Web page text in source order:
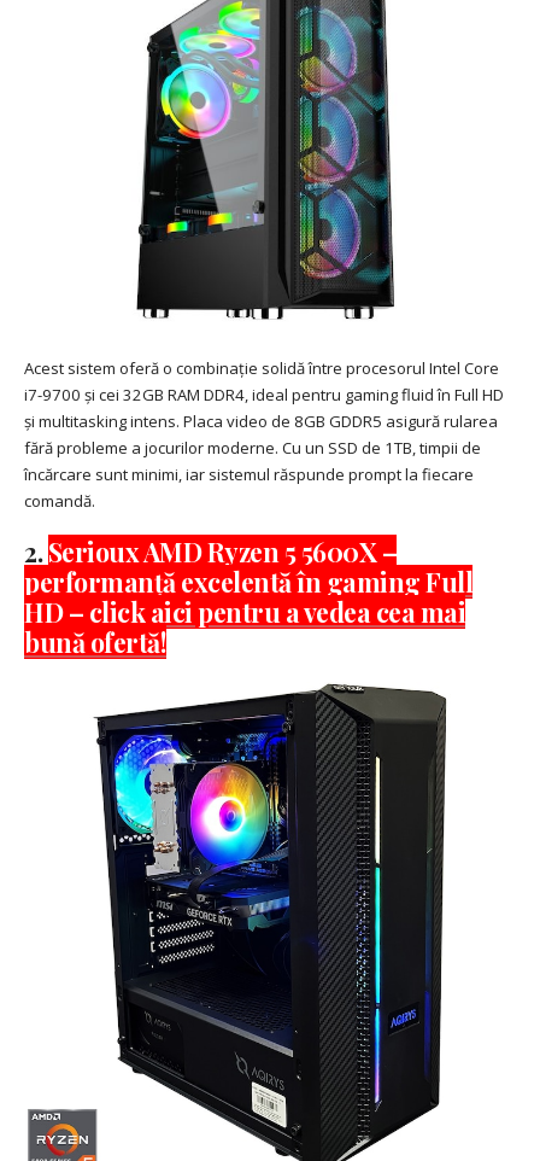
Acest sistem oferă o combinație solidă între procesorul Intel Core
i7-9700 și cei 32GB RAM DDR4, ideal pentru gaming fluid în Full HD
și multitasking intens. Placa video de 8GB GDDR5 asigură rularea
fără probleme a jocurilor moderne. Cu un SSD de 1TB, timpii de
încărcare sunt minimi, iar sistemul răspunde prompt la fiecare
comandă.
2. Serioux AMD Ryzen 5 5600X –
performanță excelentă în gaming Full
HD – click aici pentru a vedea cea mai
bună ofertă!